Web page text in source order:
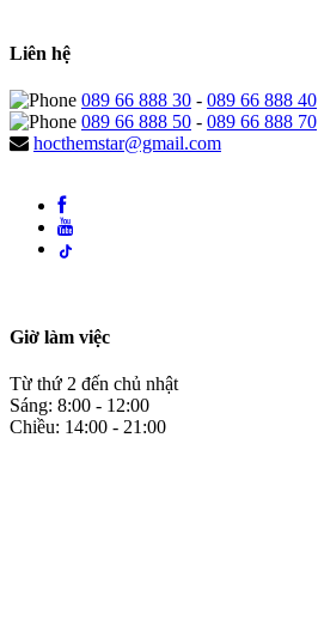
Liên hệ
089 66 888 30 - 089 66 888 40
089 66 888 50 - 089 66 888 70
hocthemstar@gmail.com
Giờ làm việc
Từ thứ 2 đến chủ nhật
Sáng: 8:00 - 12:00
Chiều: 14:00 - 21:00